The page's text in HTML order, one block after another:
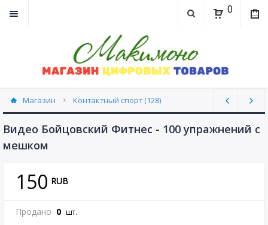
0
Магазин Контактный спорт (128)
Видео Бойцовский Фитнес - 100 упражнений с
мешком
150 RUB
Продано 0 шт.